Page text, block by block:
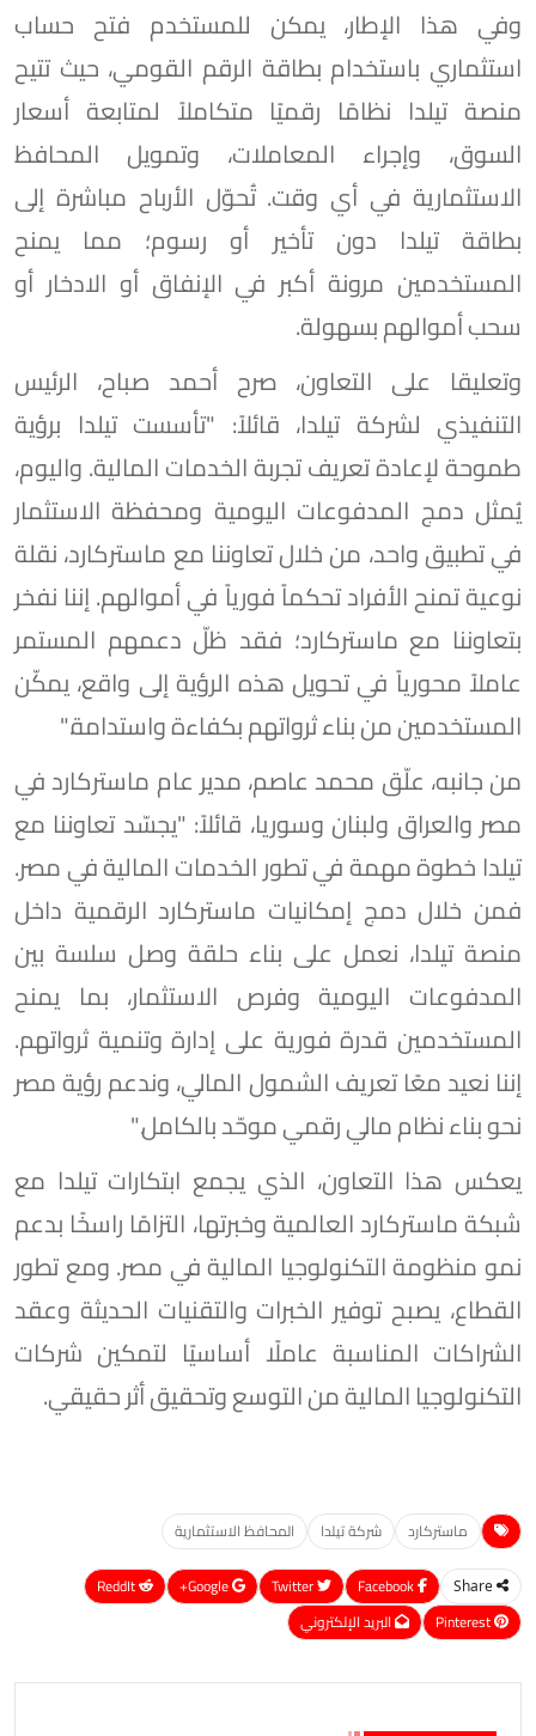
وفي هذا الإطار، يمكن للمستخدم فتح حساب
استثماري باستخدام بطاقة الرقم القومي، حيث تتيح
منصة تيلدا نظامًا رقميًا متكاملاً لمتابعة أسعار
السوق، وإجراء المعاملات، وتمويل المحافظ
الاستثمارية في أي وقت. تُحوّل الأرباح مباشرة إلى
بطاقة تيلدا دون تأخير أو رسوم؛ مما يمنح
المستخدمين مرونة أكبر في الإنفاق أو الادخار أو
سحب أموالهم بسهولة.
وتعليقا على التعاون، صرح أحمد صباح، الرئيس
التنفيذي لشركة تيلدا، قائلاً: "تأسست تيلدا برؤية
طموحة لإعادة تعريف تجربة الخدمات المالية. واليوم،
يُمثل دمج المدفوعات اليومية ومحفظة الاستثمار
في تطبيق واحد، من خلال تعاوننا مع ماستركارد، نقلة
نوعية تمنح الأفراد تحكماً فورياً في أموالهم. إننا نفخر
بتعاوننا مع ماستركارد؛ فقد ظلّ دعمهم المستمر
عاملاً محورياً في تحويل هذه الرؤية إلى واقع، يمكّن
المستخدمين من بناء ثرواتهم بكفاءة واستدامة."
من جانبه، علّق محمد عاصم، مدير عام ماستركارد في
مصر والعراق ولبنان وسوريا، قائلاً: "يجسّد تعاوننا مع
تيلدا خطوة مهمة في تطور الخدمات المالية في مصر.
فمن خلال دمج إمكانيات ماستركارد الرقمية داخل
منصة تيلدا، نعمل على بناء حلقة وصل سلسة بين
المدفوعات اليومية وفرص الاستثمار، بما يمنح
المستخدمين قدرة فورية على إدارة وتنمية ثرواتهم.
إننا نعيد معًا تعريف الشمول المالي، وندعم رؤية مصر
نحو بناء نظام مالي رقمي موحّد بالكامل."
يعكس هذا التعاون، الذي يجمع ابتكارات تيلدا مع
شبكة ماستركارد العالمية وخبرتها، التزامًا راسخًا بدعم
نمو منظومة التكنولوجيا المالية في مصر. ومع تطور
القطاع، يصبح توفير الخبرات والتقنيات الحديثة وعقد
الشراكات المناسبة عاملًا أساسيًا لتمكين شركات
التكنولوجيا المالية من التوسع وتحقيق أثر حقيقي.
ماستركارد شركة تيلدا المحافظ الاستثمارية
Share
Google+
ReddIt
Pinterest
البريد الإلكتروني